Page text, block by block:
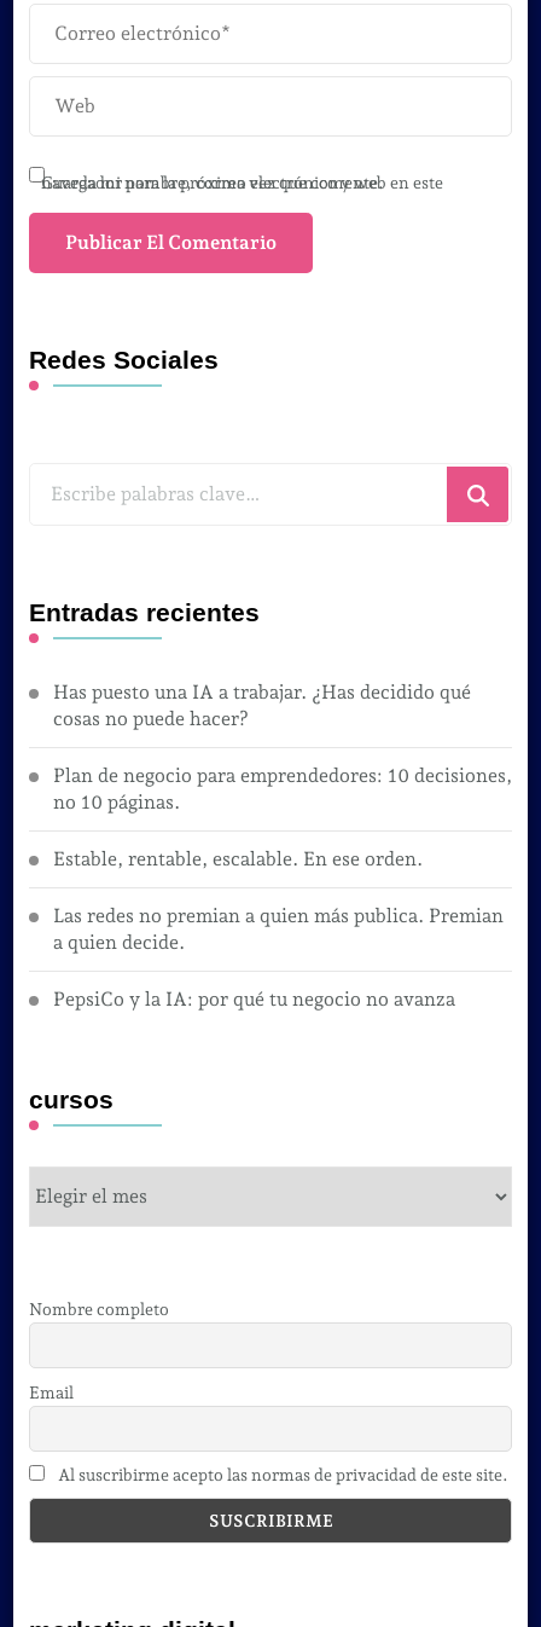
Guarda mi nombre, correo electrónico y web en este navegador para la próxima vez que comente.
Redes Sociales
Entradas recientes
Has puesto una IA a trabajar. ¿Has decidido qué
cosas no puede hacer?
Plan de negocio para emprendedores: 10 decisiones,
no 10 páginas.
Estable, rentable, escalable. En ese orden.
Las redes no premian a quien más publica. Premian
a quien decide.
PepsiCo y la IA: por qué tu negocio no avanza
cursos
Nombre completo
Email
Al suscribirme acepto las normas de privacidad de este site.